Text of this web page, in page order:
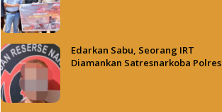
Edarkan Sabu, Seorang IRT
Diamankan Satresnarkoba Polres